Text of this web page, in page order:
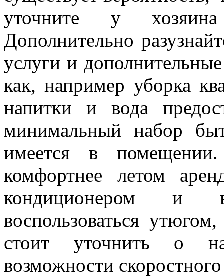
уточните у
Дополнительно
услуги и
как, например уборка
напитки и вода
минимальный набор
имеется в
комфортнее летом
кондиционером и
воспользоваться
стоит уточнить о
возможности